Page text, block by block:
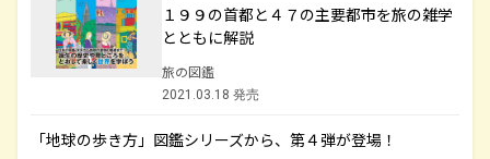
１９９の首都と４７の主要都市を旅の雑学
とともに解説
旅の図鑑
2021.03.18 発売
「地球の歩き方」図鑑シリーズから、第４弾が登場！